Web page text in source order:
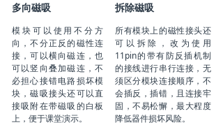
多向磁吸 拆除磁吸
模块可以使用不分方
向，不分正反的磁性连
接，可以横向磁连，也
可以竖向叠加磁连，不
必担心接错电路损坏模
块，磁吸接头还可以直
接吸附在带磁吸的白板
上，便于课堂演示。
所有模块上的磁性接头还
可以拆除，改为使用
11pin的带有防反插机制
的接线进行串行连接，无
须区分模块连接顺序，不
会插反，插错，且连接牢
固，不易松懈，最大程度
降低器件损坏风险。